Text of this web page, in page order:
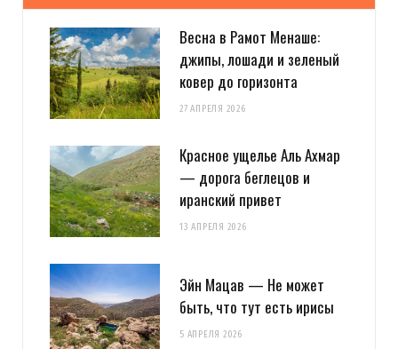
Весна в Рамот Менаше:
джипы, лошади и зеленый
ковер до горизонта
27 АПРЕЛЯ 2026
Красное ущелье Аль Ахмар
— дорога беглецов и
иранский привет
13 АПРЕЛЯ 2026
Эйн Мацав — Не может
быть, что тут есть ирисы
5 АПРЕЛЯ 2026